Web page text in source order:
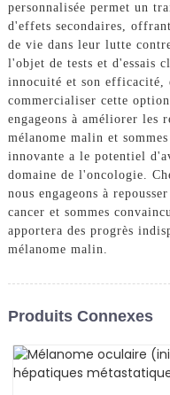
personnalisée permet un
d'effets secondaires,
de vie dans leur lutte
l'objet de tests et d'essais
innocuité et son efficacité,
commercialiser cette
engageons à améliorer les
mélanome malin et
innovante a le potentiel
domaine de l'oncologie.
nous engageons à
cancer et sommes
apportera des progrès
mélanome malin.
Produits Connexes